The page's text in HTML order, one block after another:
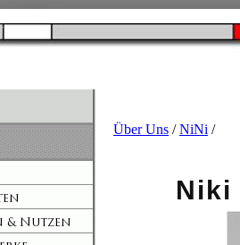
Über Uns /NiNi /
Niki